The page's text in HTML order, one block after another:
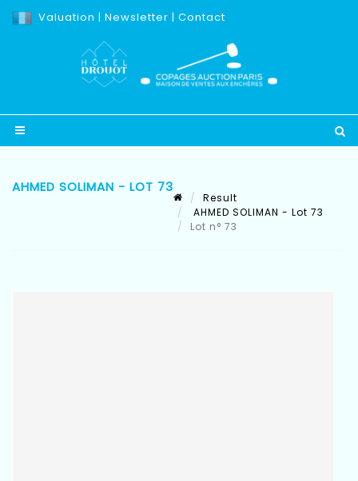
Valuation | Newsletter | Contact
AHMED SOLIMAN - LOT 73
Result
AHMED SOLIMAN - Lot 73
Lot n° 73